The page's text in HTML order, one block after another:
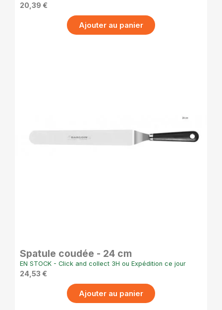
20,39 €
Ajouter au panier
Spatule coudée - 24 cm
EN STOCK - Click and collect 3H ou Expédition ce jour
24,53 €
Ajouter au panier